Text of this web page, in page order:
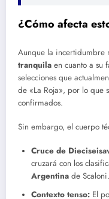
¿Cómo afecta
Aunque la incertidumbre
tranquila en cuanto a su
selecciones que
de «La Roja», por lo que
confirmados.
Sin embargo, el cuerpo
Cruce de
cruzará con los
Argentina de Scaloni.
Contexto tenso: El